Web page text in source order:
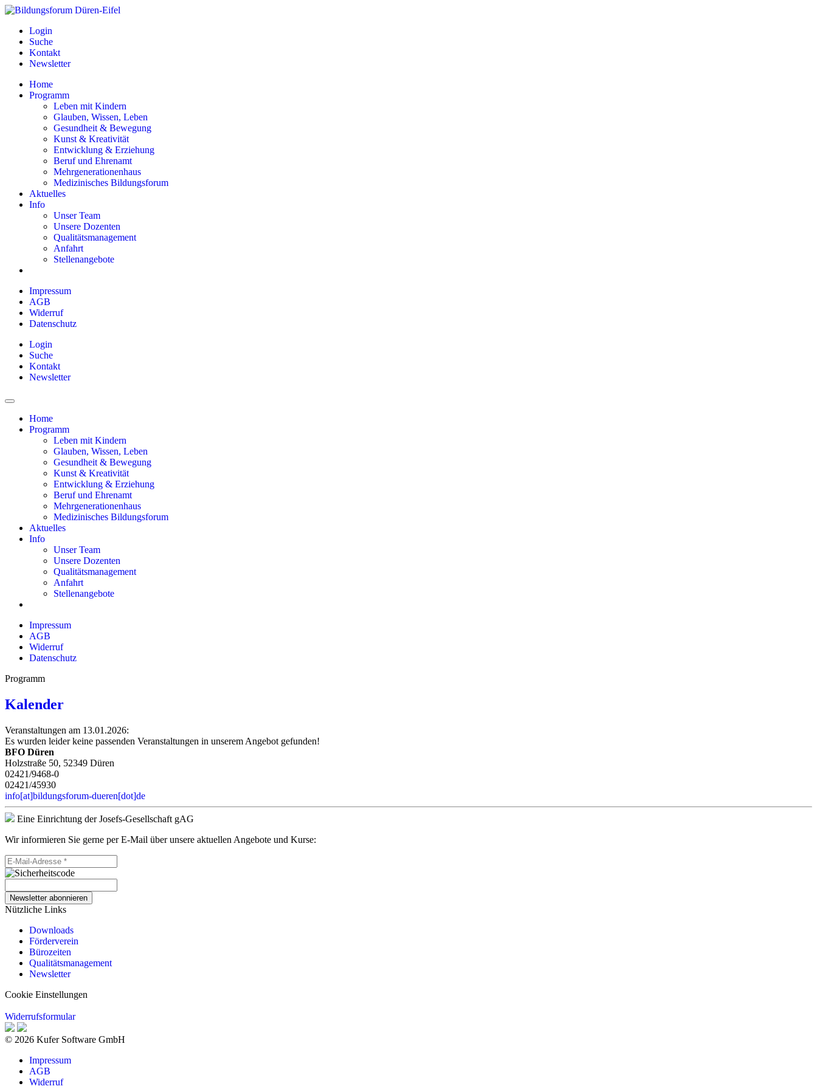
Login
Suche
Kontakt
Newsletter
Home
Programm
Leben mit Kindern
Glauben, Wissen, Leben
Gesundheit & Bewegung
Kunst & Kreativität
Entwicklung & Erziehung
Beruf und Ehrenamt
Mehrgenerationenhaus
Medizinisches Bildungsforum
Aktuelles
Info
Unser Team
Unsere Dozenten
Qualitätsmanagement
Anfahrt
Stellenangebote
Impressum
AGB
Widerruf
Datenschutz
Login
Suche
Kontakt
Newsletter
Home
Programm
Leben mit Kindern
Glauben, Wissen, Leben
Gesundheit & Bewegung
Kunst & Kreativität
Entwicklung & Erziehung
Beruf und Ehrenamt
Mehrgenerationenhaus
Medizinisches Bildungsforum
Aktuelles
Info
Unser Team
Unsere Dozenten
Qualitätsmanagement
Anfahrt
Stellenangebote
Impressum
AGB
Widerruf
Datenschutz
Programm
Kalender
Veranstaltungen am 13.01.2026:
Es wurden leider keine passenden Veranstaltungen in unserem Angebot gefunden!
BFO Düren
Holzstraße 50, 52349 Düren
02421/9468-0
02421/45930
info[at]bildungsforum-dueren[dot]de
Eine Einrichtung der Josefs-Gesellschaft gAG
Wir informieren Sie gerne per E-Mail über unsere aktuellen Angebote und Kurse:
Newsletter abonnieren
Nützliche Links
Downloads
Förderverein
Bürozeiten
Qualitätsmanagement
Newsletter
Cookie Einstellungen
Widerrufsformular
© 2026 Kufer Software GmbH
Impressum
AGB
Widerruf